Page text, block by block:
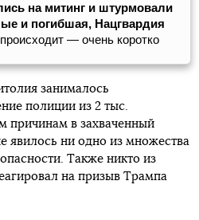
на митинг и штурмовали
и погибшая, Нацгвардия
― очень коротко
занималось
полиции из 2 тыс.
причинам в захваченный
явилось ни одно из множества
Также никто из
на призыв Трампа